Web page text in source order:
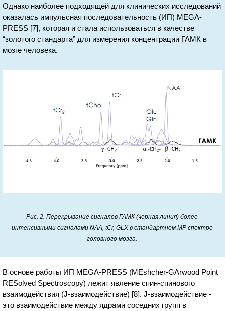
Однако наиболее подходящей для клинических исследований
оказалась импульсная последовательность (ИП) MEGA-
PRESS [7], которая и стала использоваться в качестве
“золотого стандарта” для измерения концентрации ГАМК в
мозге человека.
Рис. 2. Перекрывание сигналов ГАМК (черная линия) более
интенсивными сигналами NAA, tCr, GLX в стандартном МР спектре
головного мозга.
В основе работы ИП MEGA-PRESS (MEshcher-GArwood Point
RESolved Spectroscopy) лежит явление спин-спинового
взаимодействия (J-взаимодействие) [8]. J-взаимодействие -
это взаимодействие между ядрами соседних групп в